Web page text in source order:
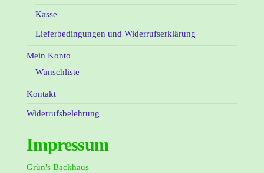
Kasse
Lieferbedingungen und Widerrufserklärung
Mein Konto
Wunschliste
Kontakt
Widerrufsbelehrung
Impressum
Grün's Backhaus